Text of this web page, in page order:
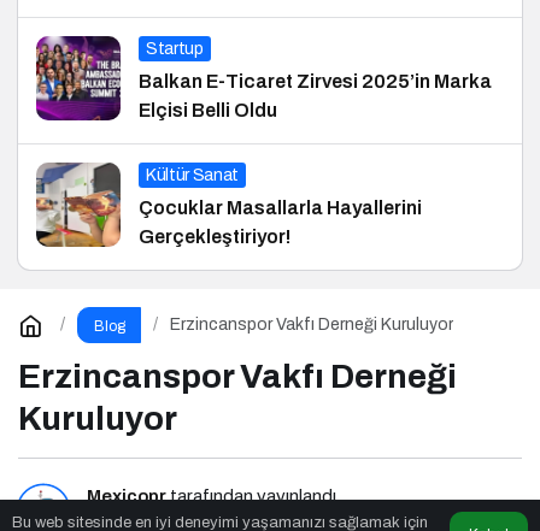
Startup
Balkan E-Ticaret Zirvesi 2025’in Marka
Elçisi Belli Oldu
Kültür Sanat
Çocuklar Masallarla Hayallerini
Gerçekleştiriyor!
Blog Erzincanspor Vakfı Derneği Kuruluyor
Erzincanspor Vakfı Derneği
Kuruluyor
Mexicoprtarafından yayınlandı
Bu web sitesinde en iyi deneyimi yaşamanızı sağlamak için